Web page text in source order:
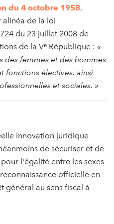
du 4 octobre 1958,
de la loi
du 23 juillet 2008 de
de la Vᵉ République : «
des femmes et des hommes
fonctions électives, ainsi
et sociales. »
innovation juridique
de sécuriser et de
l'égalité entre les sexes
officielle en
général au sens fiscal à